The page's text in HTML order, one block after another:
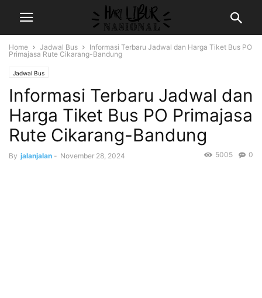
Home Jadwal Bus
Informasi Terbaru Jadwal dan Harga Tiket Bus PO
Primajasa Rute Cikarang-Bandung
Jadwal Bus
Informasi Terbaru Jadwal dan
Harga Tiket Bus PO Primajasa
Rute Cikarang-Bandung
By jalanjalan - November 28, 2024 0
5005